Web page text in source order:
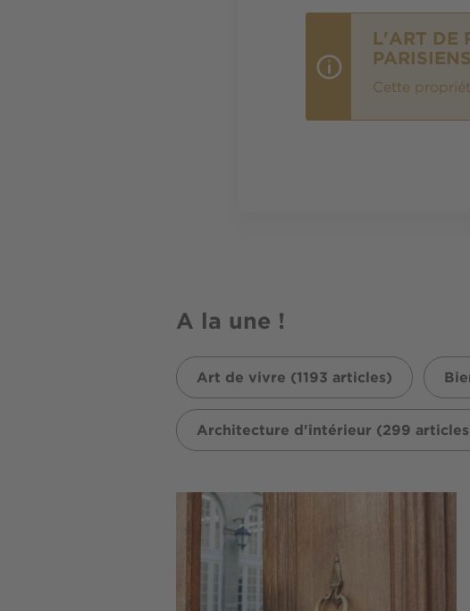
L'ART DE
Cette
A la une !
Art de vivre (1193 articles)
Architecture d'intérieur (299
Image